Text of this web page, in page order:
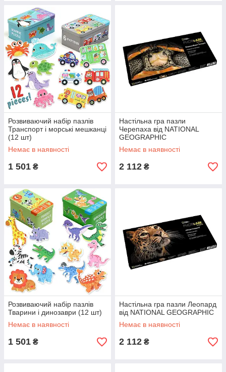
Розвиваючий набір пазлів
Транспорт і морські мешканці
(12 шт)
Немає в наявності
1 501 ₴
Настільна гра пазли
Черепаха від NATIONAL
GEOGRAPHIC
Немає в наявності
2 112 ₴
Розвиваючий набір пазлів
Тварини і динозаври (12 шт)
Немає в наявності
1 501 ₴
Настільна гра пазли Леопард
від NATIONAL GEOGRAPHIC
Немає в наявності
2 112 ₴